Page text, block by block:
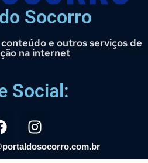
Socorro
e outros serviços de
na internet
Social: